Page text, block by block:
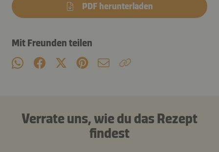
PDF herunterladen
Mit Freunden teilen
Verrate uns, wie du das Rezept
findest